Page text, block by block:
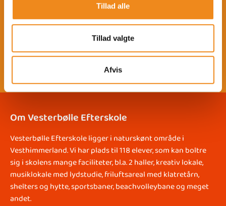
Tillad alle
Tillad valgte
Afvis
Scrapbook
Warhammer
Om Vesterbølle Efterskole
Vesterbølle Efterskole ligger i naturskønt område i
Vesthimmerland. Vi har plads til 118 elever, som kan boltre
sig i skolens mange faciliteter, bl.a. 2 haller, kreativ lokale,
musiklokale med lydstudie, friluftsareal med klatretårn,
shelters og hytte, sportsbaner, beachvolleybane og meget
andet.